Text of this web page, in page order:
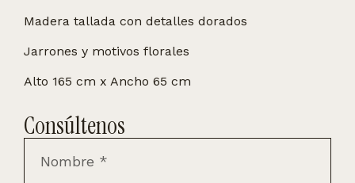
Madera tallada con detalles dorados
Jarrones y motivos florales
Alto 165 cm x Ancho 65 cm
Consúltenos